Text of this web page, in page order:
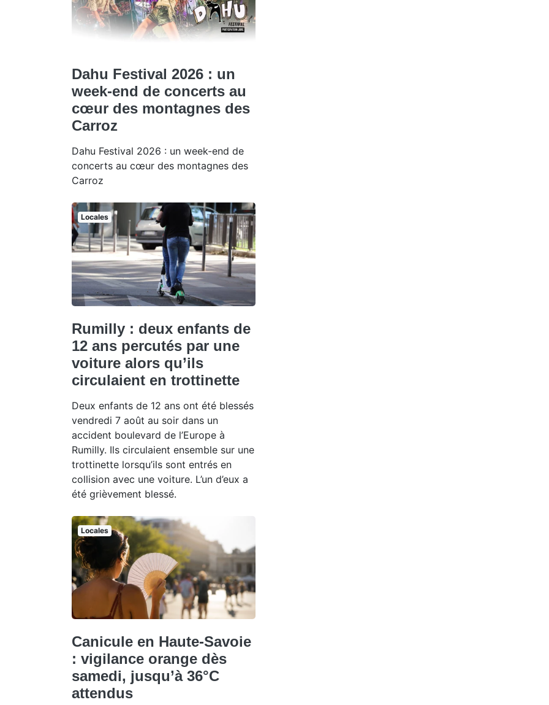
Dahu Festival 2026 : un
week-end de concerts au
cœur des montagnes des
Carroz
Dahu Festival 2026 : un week-end de
concerts au cœur des montagnes des
Carroz
Locales
Rumilly : deux enfants de
12 ans percutés par une
voiture alors qu’ils
circulaient en trottinette
Deux enfants de 12 ans ont été blessés
vendredi 7 août au soir dans un
accident boulevard de l’Europe à
Rumilly. Ils circulaient ensemble sur une
trottinette lorsqu’ils sont entrés en
collision avec une voiture. L’un d’eux a
été grièvement blessé.
Locales
Canicule en Haute-Savoie
: vigilance orange dès
samedi, jusqu’à 36°C
attendus